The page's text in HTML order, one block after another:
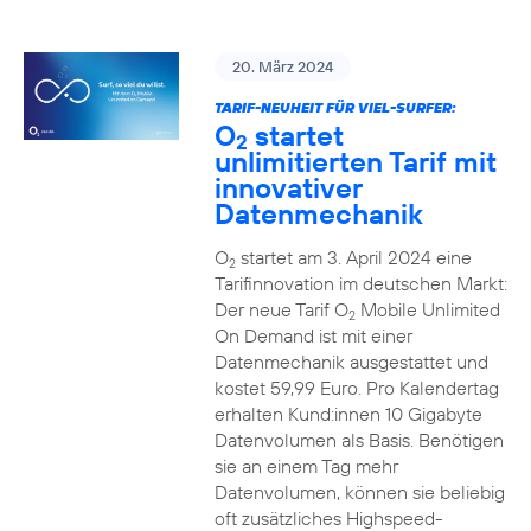
20. März 2024
TARIF-NEUHEIT FÜR VIEL-SURFER:
O2 startet
unlimitierten Tarif mit
innovativer
Datenmechanik
O2startet am 3. April 2024 eine
Tarifinnovation im deutschen Markt:
Der neue Tarif O2Mobile Unlimited
On Demand ist mit einer
Datenmechanik ausgestattet und
kostet 59,99 Euro. Pro Kalendertag
erhalten Kund:innen 10 Gigabyte
Datenvolumen als Basis. Benötigen
sie an einem Tag mehr
Datenvolumen, können sie beliebig
oft zusätzliches Highspeed-